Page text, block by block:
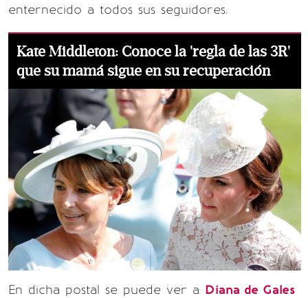
enternecido a todos sus seguidores.
Kate Middleton: Conoce la 'regla de las 3R'
que su mamá sigue en su recuperación
En dicha postal se puede ver a Diana de Gales